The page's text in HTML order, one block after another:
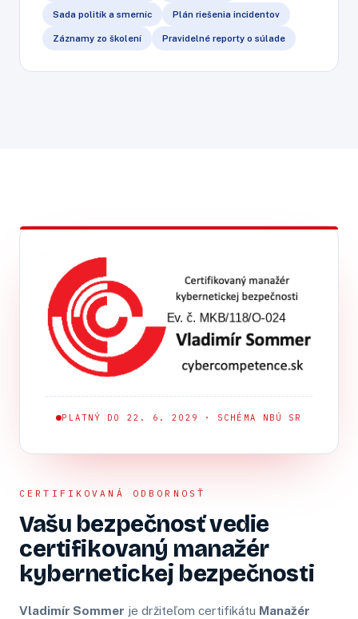
Sada politík a smerníc Plán riešenia incidentov
Záznamy zo školení Pravidelné reporty o súlade
PLATNÝ DO 22. 6. 2029 · SCHÉMA NBÚ SR
CERTIFIKOVANÁ ODBORNOSŤ
Vašu bezpečnosť vedie
certifikovaný manažér
kybernetickej bezpečnosti
Vladimír Sommer je držiteľom certifikátu Manažér